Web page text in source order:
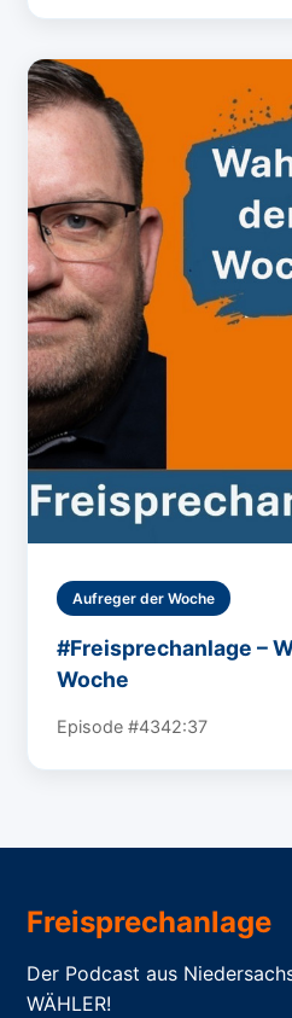
Aufreger der Woche
#Freisprechanlage –
Woche
Episode #4342:37
Freisprechanlage
Der Podcast aus
WÄHLER!